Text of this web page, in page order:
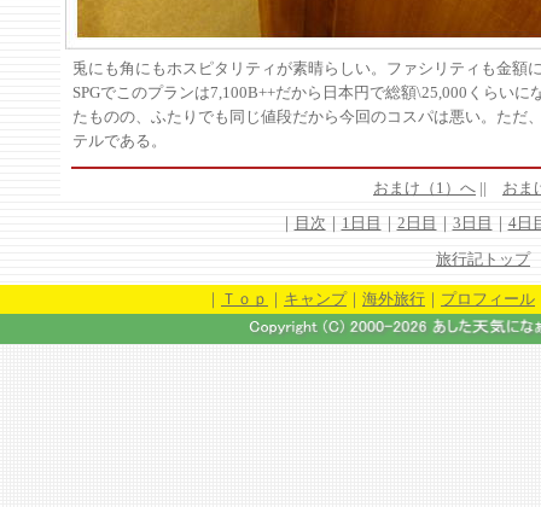
兎にも角にもホスピタリティが素晴らしい。ファシリティも金額
SPGでこのプランは7,100B++だから日本円で総額\25,000くらい
たものの、ふたりでも同じ値段だから今回のコスパは悪い。ただ
テルである。
おまけ（1）へ || おま
｜ 目次 ｜ 1日目 ｜ 2日目 ｜ 3日目 ｜ 4日
旅行記トップ
｜ Ｔｏｐ ｜ キャンプ｜ 海外旅行 ｜ プロフィール